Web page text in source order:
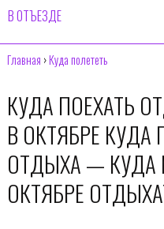
В ОТЪЕЗДЕ
Главная ›Куда полететь
КУДА ПОЕХАТЬ
В ОКТЯБРЕ КУДА
ОТДЫХА — КУДА
ОКТЯБРЕ